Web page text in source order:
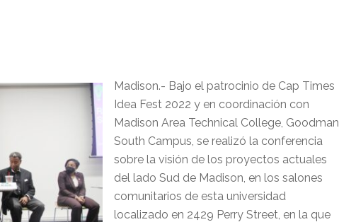
Madison.- Bajo el patrocinio de Cap Times
Idea Fest 2022 y en coordinación con
Madison Area Technical College, Goodman
South Campus, se realizó la conferencia
sobre la visión de los proyectos actuales
del lado Sud de Madison, en los salones
comunitarios de esta universidad
localizado en 2429 Perry Street, en la que